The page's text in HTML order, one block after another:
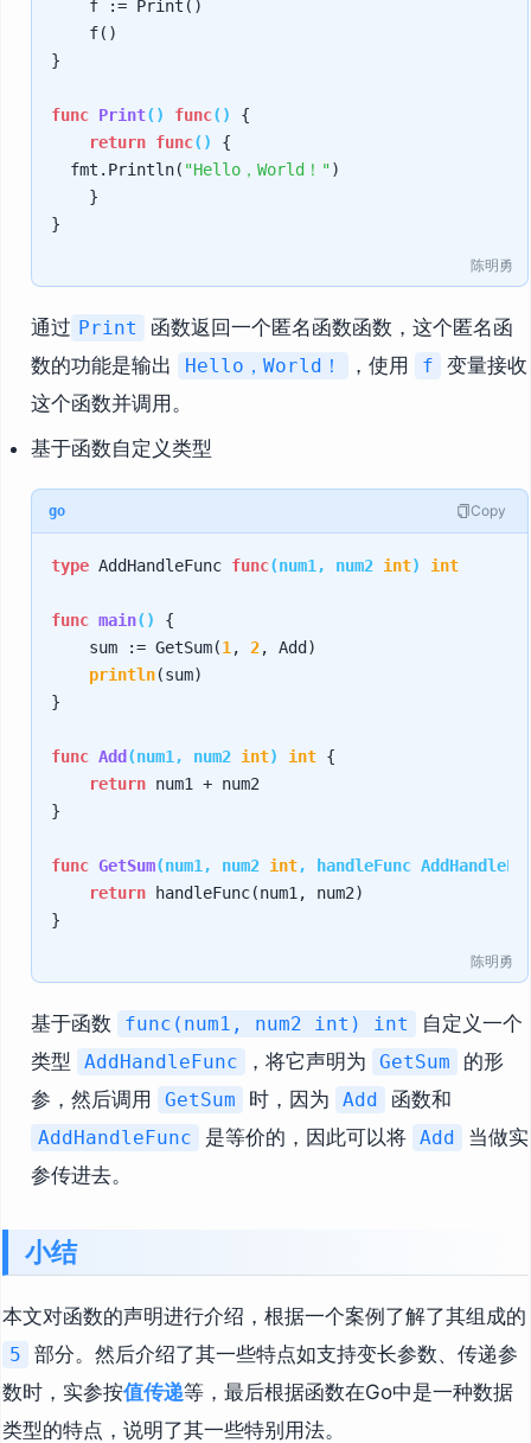
    f := Print()
    f()
}
func Print() func()
{
return func()
{
	fmt.Println(
"Hello，World！")
    }
陈明勇
通过 Print
函数返回一个匿名函数函数，这个匿名函
数的功能是输出
Hello，World！ ，使用 f
变量接收
这个函数并调用。
基于函数自定义类型
go Copy
type AddHandleFunc func(num1, num2 int) int
func main()
{
    sum := GetSum(
1 , 2, Add)
println(sum)
}
func Add (num1, num2 int) int {
return num1 + num2
}
func GetSum(num1, num2 int, handleFunc
return handleFunc(num1, num2)
陈明勇
基于函数 func(num1, num2 int) int
自定义一个
类型
AddHandleFunc ，将它声明为 GetSum
的形
参，然后调用
GetSum 时，因为 Add 函数和
AddHandleFunc 是等价的，因此可以将 Add
当做实
参传进去。
小结
本文对函数的声明进行介绍，根据一个案例了解了其组成的
5
部分。然后介绍了其一些特点如支持变长参数、传递参
数时，实参按值传递等，最后根据函数在Go中是一种数据
类型的特点，说明了其一些特别用法。